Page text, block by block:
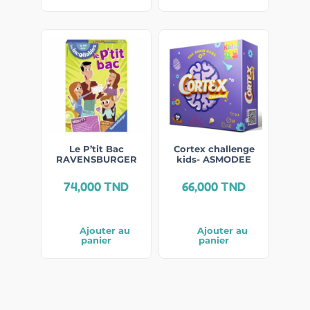
Le P’tit Bac
RAVENSBURGER
74,000TND
Ajouter au
panier
Cortex challenge
kids- ASMODEE
66,000TND
Ajouter au
panier